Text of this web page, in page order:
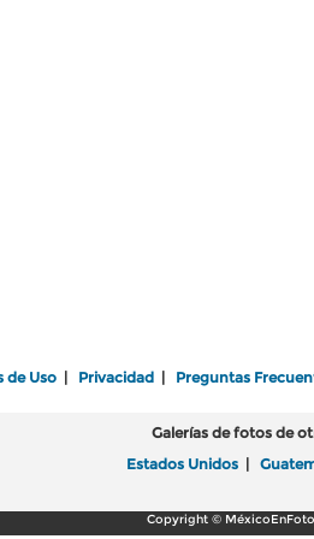
de Uso Privacidad Preguntas
Galerías de fotos de
Estados Unidos
Copyright ©